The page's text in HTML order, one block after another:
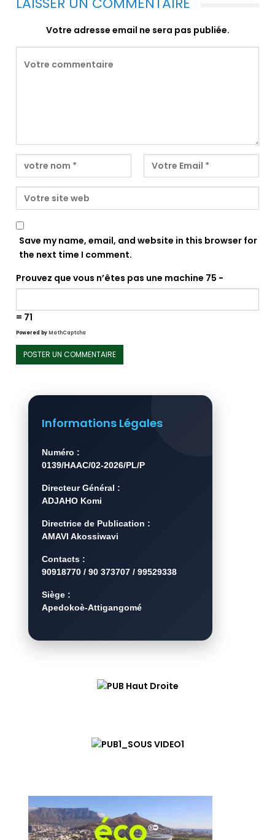
Votre adresse email ne sera pas publiée.
Save my name, email, and website in this browser for
the next time I comment.
Prouvez que vous n’êtes pas une machine 75 −
= 71
Powered byMathCaptcha
Informations Légales
Numéro :
0139/HAAC/02-2026/PL/P
Directeur Général :
ADJAHO Komi
Directrice de Publication :
AMAVI Akossiwavi
Contacts :
90918770 / 90 373707 / 99529338
Siège :
Apedokoè-Attigangomé